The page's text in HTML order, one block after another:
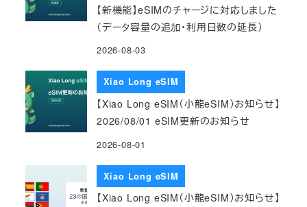
【新機能】eSIMのチャージに対応しました
（データ容量の追加・利用日数の延長）
2026-08-03
Xiao Long eSIM
【Xiao Long eSIM（小龍eSIM）お知らせ】
2026/08/01 eSIM更新のお知らせ
2026-08-01
Xiao Long eSIM
【Xiao Long eSIM（小龍eSIM）お知らせ】